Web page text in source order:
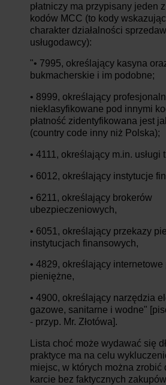
płatniczy ma przypisany jeden
kodów MCC (to kody
charakter działalności
usługodawcy):
"• 7995, określający kasyna
bukmacherskie i im podobne;
• 8999, określający
nieklasyfikowane pod innymi
płatność zidentyfikowana jest
(country code inny niż Polska);
• 4111, określający m.in. usługi
• 6012, określający instytucje
• 6211, określający brokerów
ubezpieczeniowych,
• 6051, określający przekazy
instytucjach finansowych,
• 4829, określający internetowe
pieniężne,
• 4900, określający narzędzia
gazowe, sanitarne i wodne"
- przyp. Mr. Złotówa].
Lista choć może wydawać się
praktyce ma na celu
miejsc, w których można zrobić
karcie bez faktycznych